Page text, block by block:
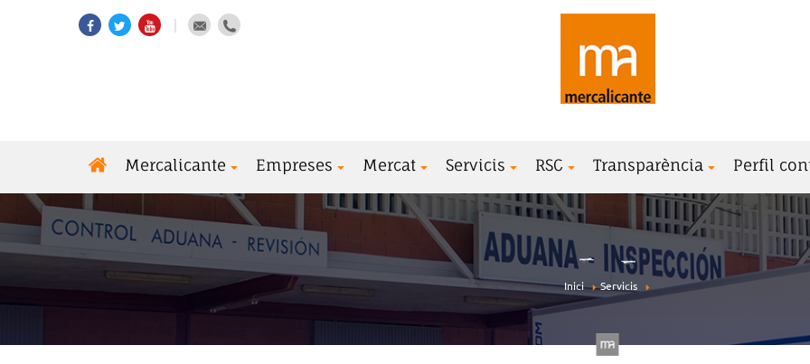
Mercalicante Empreses Mercat Servicis RSC Transparència Perfil
Inici Servicis